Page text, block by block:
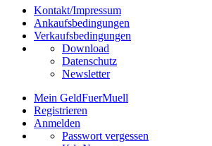
Kontakt/Impressum
Ankaufsbedingungen
Verkaufsbedingungen
Download
Datenschutz
Newsletter
Mein GeldFuerMuell
Registrieren
Anmelden
Passwort vergessen